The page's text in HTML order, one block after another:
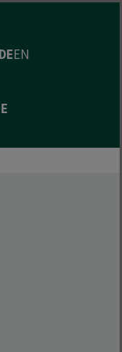
DEEN